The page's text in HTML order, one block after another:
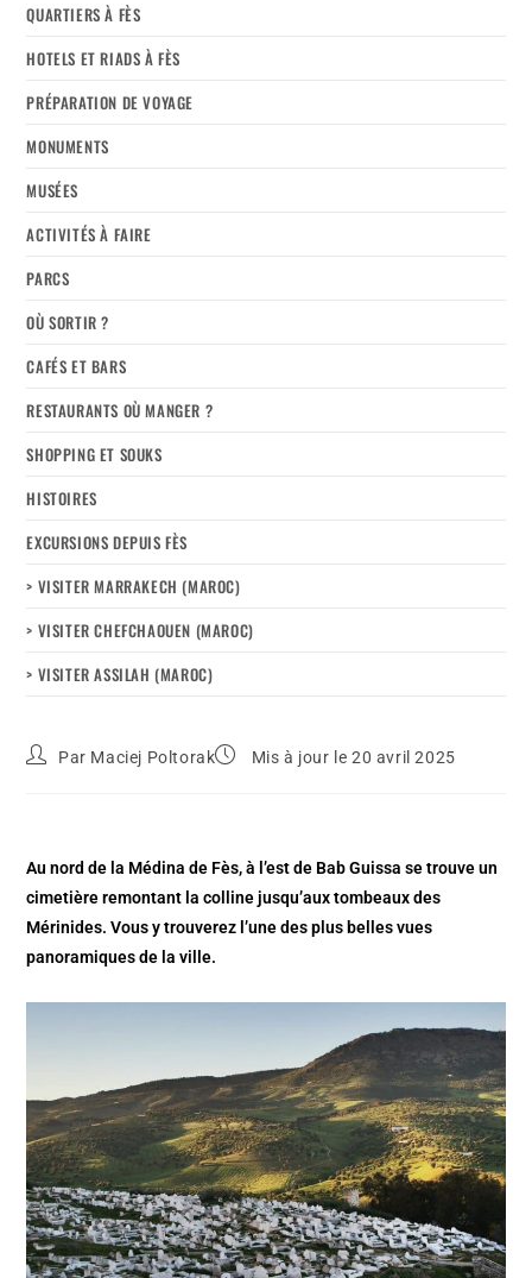
QUARTIERS À FÈS
HOTELS ET RIADS À FÈS
PRÉPARATION DE VOYAGE
MONUMENTS
MUSÉES
ACTIVITÉS À FAIRE
PARCS
OÙ SORTIR ?
CAFÉS ET BARS
RESTAURANTS OÙ MANGER ?
SHOPPING ET SOUKS
HISTOIRES
EXCURSIONS DEPUIS FÈS
> VISITER MARRAKECH (MAROC)
> VISITER CHEFCHAOUEN (MAROC)
> VISITER ASSILAH (MAROC)
Par Maciej Poltorak Mis à jour le 20 avril 2025
Au nord de la Médina de Fès, à l’est de Bab Guissa se trouve un
cimetière remontant la colline jusqu’aux tombeaux des
Mérinides. Vous y trouverez l’une des plus belles vues
panoramiques de la ville.